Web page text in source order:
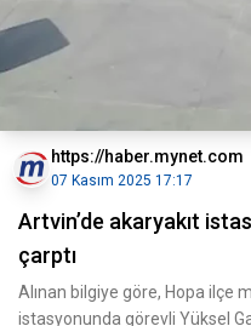
https://haber.mynet.com
07 Kasım 2025 17:17
Artvin’de akaryakıt
çarptı
Alınan bilgiye göre, Hopa ilçe
istasyonunda görevli Yüksel